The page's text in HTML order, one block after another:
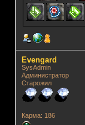
Evengard
SysAdmin
Администратор
Старожил
Карма: 186